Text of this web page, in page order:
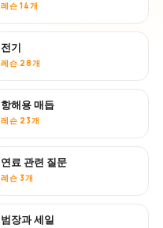
레슨 14개
전기
레슨 28개
항해용 매듭
레슨 23개
연료 관련 질문
레슨 3개
범장과 세일